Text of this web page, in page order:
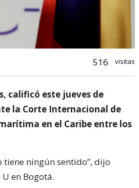
516 visitas
calificó este jueves de
la Corte Internacional de
en el Caribe entre los
ningún sentido”, dijo
en Bogotá.